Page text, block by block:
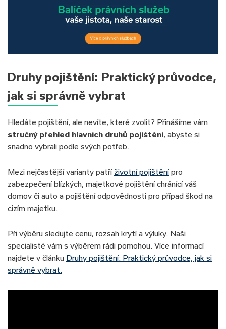
Druhy pojištění: Praktický průvodce,
jak si správně vybrat
Hledáte pojištění, ale nevíte, které zvolit? Přinášíme vám
stručný přehled hlavních druhů pojištění, abyste si
snadno vybrali podle svých potřeb.
Mezi nejčastější varianty patří životní pojištěnípro
zabezpečení blízkých, majetkové pojištění chránící váš
domov či auto a pojištění odpovědnosti pro případ škod na
cizím majetku.
Při výběru sledujte cenu, rozsah krytí a výluky. Naši
specialisté vám s výběrem rádi pomohou. Více informací
najdete v článku Druhy pojištění: Praktický průvodce, jak si
správně vybrat.